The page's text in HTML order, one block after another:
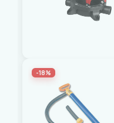
-18%